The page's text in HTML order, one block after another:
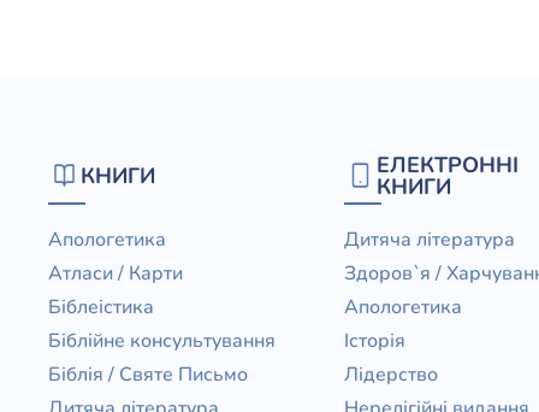
КНИГИ
Апологетика
Атласи / Карти
Біблеістика
Біблійне консультування
Біблія / Святе Письмо
ЕЛЕКТРОННІ
КНИГИ
Дитяча література
Здоров`я /
Апологетика
Історія
Лідерство